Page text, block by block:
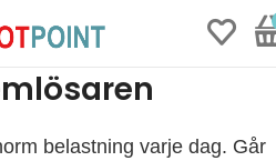
belastning varje dag. Går